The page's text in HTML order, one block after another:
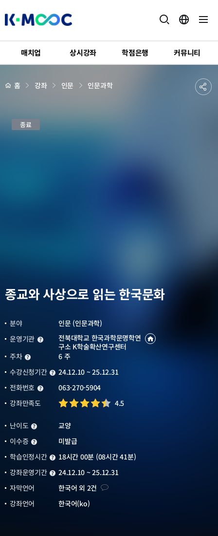
K-
매치업 상시강좌 학점은행 커뮤니티
강
세하
위 홈 강좌 인문 인문과학
공
종
교 종료
종교와 사상으로 읽는 한국문화
분야
인문 (인문과학)
운영기관 운영기관전북대학교 한국과학문명학연
구소 K학술확산연구센터
운영기관
바로가기
주차 주차
6 주
수강신청기간 수강신청기간
24.12.10 ~ 25.12.31
전화번호 전화번호063-270-5904
강좌만족도
4.5
난이도 난이도
교양
이수증 이수증
미발급
학습인정시간 학습인정시간
18시간 00분 (08시간 41분)
강좌운영기간 강좌운영기간
24.12.10 ~ 25.12.31
자막언어
한국어 외 2건 자막언어
강좌언어
한국어(ko)